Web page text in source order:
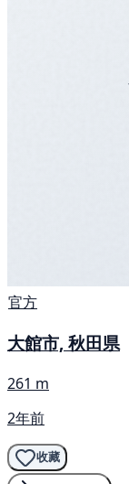
官方
大館市, 秋田県
261 m
2年前
收藏